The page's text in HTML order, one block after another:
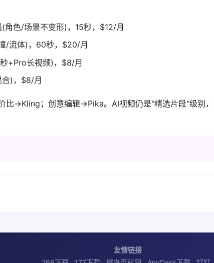
角色/场景不变形)，15秒，$12/月
/流体)，60秒，$20/月
+Pro长视频)，$8/月
)，$8/月
→Kling；创意编辑→Pika。AI视频仍是"精选片段"级别
友情链接